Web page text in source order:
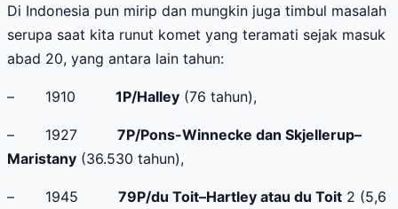
Di Indonesia pun mirip dan mungkin juga timbul masalah
serupa saat kita runut komet yang teramati sejak masuk
abad 20, yang antara lain tahun:
– 1910 1P/Halley (76 tahun),
– 1927 7P/Pons-Winnecke dan Skjellerup–
Maristany (36.530 tahun),
– 1945 79P/du Toit–Hartley atau du Toit 2 (5,6